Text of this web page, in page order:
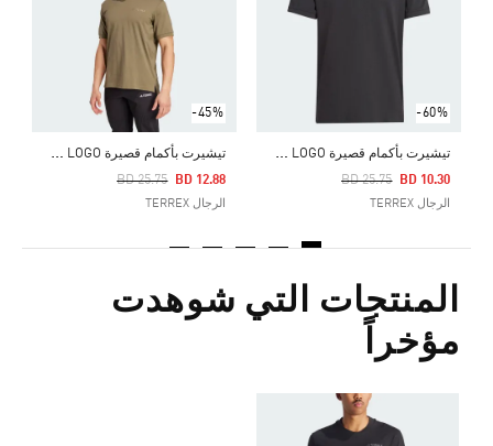
-60%
ت
يشيرت بأكمام قصيرة TERREX XPLORIC LOGO
Price Reduced From
BD 25.75
To BD 10.30
الرجال TERREX
-45%
ت
يشيرت بأكمام قصيرة TERREX XPLORIC LOGO
Price Reduced From
BD 25.75
To BD 12.88
الرجال TERREX
المنتجات التي شوهدت
مؤخراً